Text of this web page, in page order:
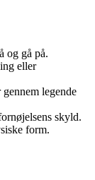
og gå på.
eller
legende
skyld.
form.